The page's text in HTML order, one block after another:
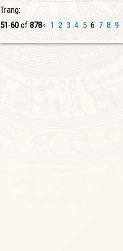
Trang:
51-60 of 878< 1 2 3 4 5 6 7 8 9